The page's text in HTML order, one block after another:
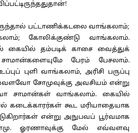
பட்டாணிக்கடலை வாங்கலாம்;
கோலிக்குண்டு வாங்கலாம்.
கையில் தம்படிக் காசை வைத்துக்
பேரம் பேசலாம்.
புளி வாங்கலாம், அரிசி பருப்பு
சோமுவுக்கு அவசியம் என்று
சாமான்கள் வாங்கலாம். கையில்
கடைக்காரர்கள் கூட மரியாதையாக
என்று அநுபவப் பூர்வமாக
ஓரணாவுக்கு மேல் எவ்வளவு